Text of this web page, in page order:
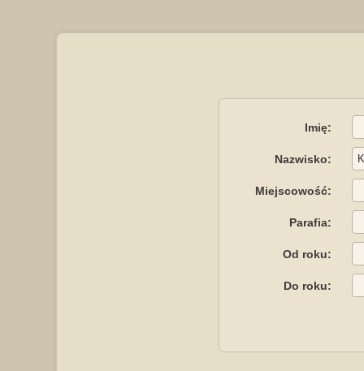
Imię:
Nazwisko:
Miejscowość:
Parafia:
Od roku:
Do roku: